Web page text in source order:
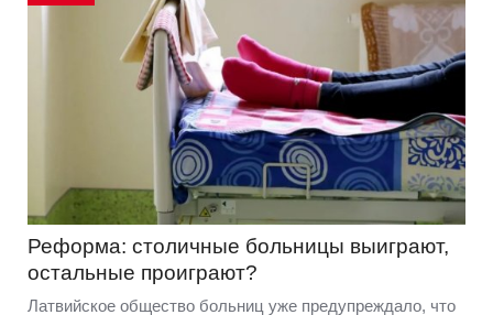
Реформа: столичные больницы выиграют,
остальные проиграют?
Латвийское общество больниц уже предупреждало, что